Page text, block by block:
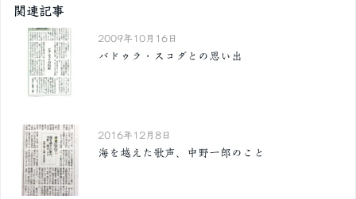
関連記事
2009年10月16日
バドゥラ・スコダとの思い出
2016年12月8日
海を越えた歌声、中野一郎のこと